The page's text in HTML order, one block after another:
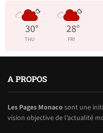
30°
THU
28°
FRI
A PROPOS
Les Pages Monacosont une
vision objective de l’actualité